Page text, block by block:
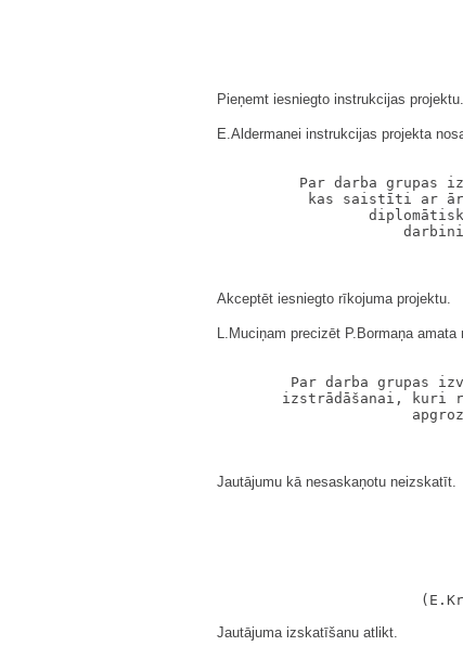
Pieņemt iesniegto instrukcijas projektu.
E.Aldermanei instrukcijas projekta
Par darba grupas
kas saistīti ar
Akceptēt iesniegto rīkojuma projektu.
L.Muciņam precizēt P.Bormaņa
Par darba grupas
izstrādāšanai, kuri
Jautājumu kā nesaskaņotu neizskatīt.
Jautājuma izskatīšanu atlikt.